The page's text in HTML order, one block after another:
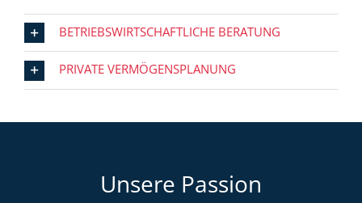
BETRIEBSWIRTSCHAFTLICHE BERATUNG
PRIVATE VERMÖGENSPLANUNG
Unsere Passion